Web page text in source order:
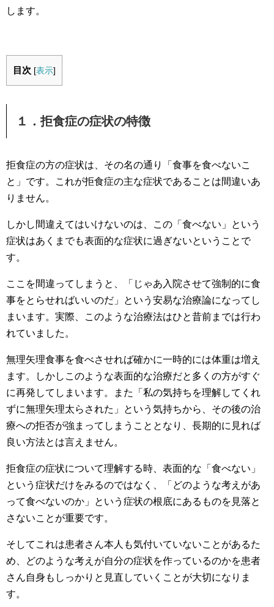
します。
目次 [表示]
１．拒食症の症状の特徴
拒食症の方の症状は、その名の通り「食事を食べないこ
と」です。これが拒食症の主な症状であることは間違いあ
りません。
しかし間違えてはいけないのは、この「食べない」という
症状はあくまでも表面的な症状に過ぎないということで
す。
ここを間違ってしまうと、「じゃあ入院させて強制的に食
事をとらせればいいのだ」という安易な治療論になってし
まいます。実際、このような治療法はひと昔前までは行わ
れていました。
無理矢理食事を食べさせれば確かに一時的には体重は増え
ます。しかしこのような表面的な治療だと多くの方がすぐ
に再発してしまいます。また「私の気持ちを理解してくれ
ずに無理矢理太らされた」という気持ちから、その後の治
療への拒否が強まってしまうこととなり、長期的に見れば
良い方法とは言えません。
拒食症の症状について理解する時、表面的な「食べない」
という症状だけをみるのではなく、「どのような考えがあ
って食べないのか」という症状の根底にあるものを見落と
さないことが重要です。
そしてこれは患者さん本人も気付いていないことがあるた
め、どのような考えが自分の症状を作っているのかを患者
さん自身もしっかりと見直していくことが大切になりま
す。